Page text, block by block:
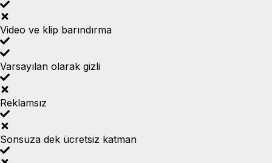
Video ve klip barındırma
Varsayılan olarak gizli
Reklamsız
Sonsuza dek ücretsiz katman